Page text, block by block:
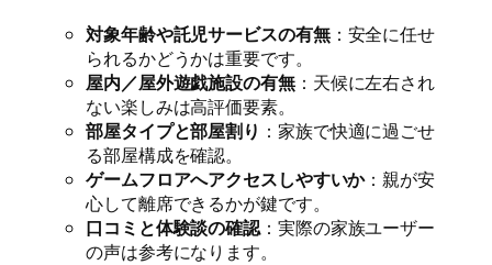
対象年齢や託児サービスの有無：安全に任せ
られるかどうかは重要です。
屋内／屋外遊戯施設の有無：天候に左右され
ない楽しみは高評価要素。
部屋タイプと部屋割り ：家族で快適に過ごせ
る部屋構成を確認。
ゲームフロアへアクセスしやすいか：親が安
心して離席できるかが鍵です。
口コミと体験談の確認：実際の家族ユーザー
の声は参考になります。